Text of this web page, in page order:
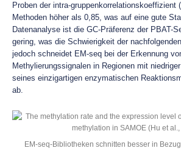
Proben der intra-gruppenkorrelationskoeffizient
Methoden höher als 0,85, was auf eine gute
Datenanalyse ist die GC-Präferenz der PBAT-
gering, was die Schwierigkeit der
jedoch schneidet EM-seq bei der Erkennung
Methylierungssignalen in Regionen mit
seines einzigartigen enzymatischen
ab.
EM-seq-Bibliotheken schnitten besser in